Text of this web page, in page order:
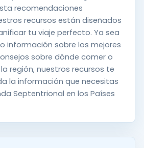
recomendaciones
recursos están diseñados
tu viaje perfecto. Ya sea
información sobre los mejores
sobre dónde comer o
región, nuestros recursos te
la información que necesitas
Septentrional en los Países